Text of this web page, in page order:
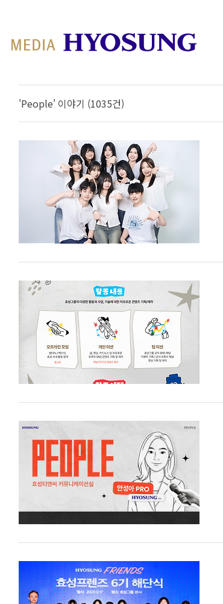
MY FRIEND HYOSUNG
'People' 이야기 (1035건)